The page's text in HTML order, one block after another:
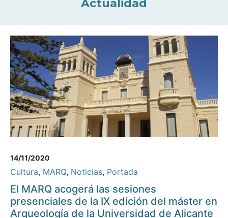
Actualidad
14/11/2020
Cultura, MARQ, Noticias, Portada
El MARQ acogerá las sesiones
presenciales de la IX edición del máster en
Arqueología de la Universidad de Alicante